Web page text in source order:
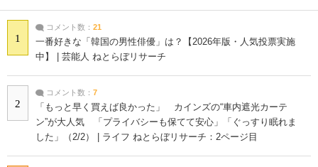
1
コメント数： 21
一番好きな「韓国の男性俳優」は？【2026年版・人気投票実施
中】 | 芸能人 ねとらぼリサーチ
2
コメント数： 7
「もっと早く買えば良かった」 カインズの“車内遮光カーテ
ン”が大人気 「プライバシーも保てて安心」「ぐっすり眠れま
した」（2/2） | ライフ ねとらぼリサーチ：2ページ目